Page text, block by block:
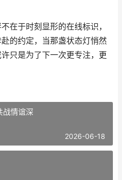
在于时刻显形的在线标识，
的约定，当那盏状态灯悄然
只是为了下一次更专注，更
战情谊深
2026-06-18